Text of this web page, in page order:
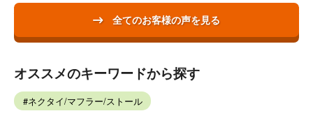
全てのお客様の声を見る
オススメのキーワードから探す
ネクタイ/マフラー/ストール